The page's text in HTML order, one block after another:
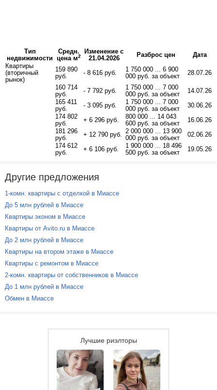
Тип
недвижимости
Средн.
цена м2
Изменение с
21.04.2026
Разброс цен
Дата
Квартиры
(вторичный
рынок)
159 890
руб.
- 8 616 руб.
1 750 000 ... 6 900
000 руб. за объект
28.07.26
160 714
руб.
- 7 792 руб.
1 750 000 ... 7 000
000 руб. за объект
14.07.26
165 411
руб.
- 3 095 руб.
1 750 000 ... 7 000
000 руб. за объект
30.06.26
174 802
руб.
+ 6 296 руб.
800 000 ... 14 043
600 руб. за объект
16.06.26
181 296
руб.
+ 12 790 руб.
2 000 000 ... 13 900
000 руб. за объект
02.06.26
174 612
руб.
+ 6 106 руб.
1 900 000 ... 18 496
500 руб. за объект
19.05.26
Другие предложения
1-комн. квартиры с отделкой в Миассе
До 5 млн рублей в Миассе
Квартиры эконом в Миассе
Квартиры от Avito.ru в Миассе
До 2 млн рублей в Миассе
Квартиры на втором этаже в Миассе
Квартиры с ремонтом в Миассе
2-комн. квартиры от собственников в Миассе
До 1 млн рублей в Миассе
Обмен в Миассе
Лучшие риэлторы